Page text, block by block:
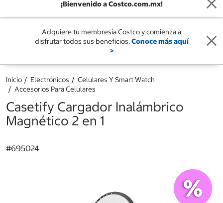
¡Bienvenido a Costco.com.mx!
Adquiere tu membresía Costco y comienza a
disfrutar todos sus beneficios.Conoce más aquí
>
Inicio Electrónicos
Celulares Y Smart Watch
Accesorios Para Celulares
Casetify Cargador Inalámbrico
Magnético 2 en 1
#695024